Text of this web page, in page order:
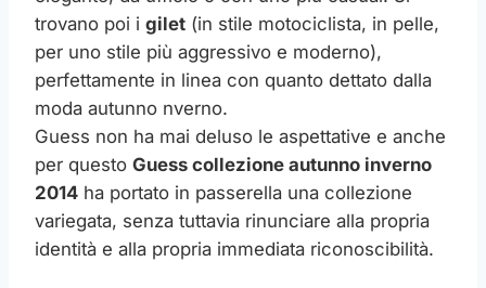
trovano poi i gilet (in stile motociclista, in pelle,
per uno stile più aggressivo e moderno),
perfettamente in linea con quanto dettato dalla
moda autunno nverno.
Guess non ha mai deluso le aspettative e anche
per questo Guess collezione autunno inverno
2014 ha portato in passerella una collezione
variegata, senza tuttavia rinunciare alla propria
identità e alla propria immediata riconoscibilità.